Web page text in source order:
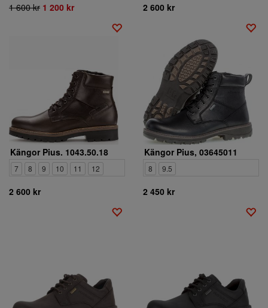
1 600 kr 1 200 kr 2 600 kr
Kängor Pius. 1043.50.18
7 8 9 10 11 12
2 600 kr
Kängor Pius, 03645011
8 9.5
2 450 kr